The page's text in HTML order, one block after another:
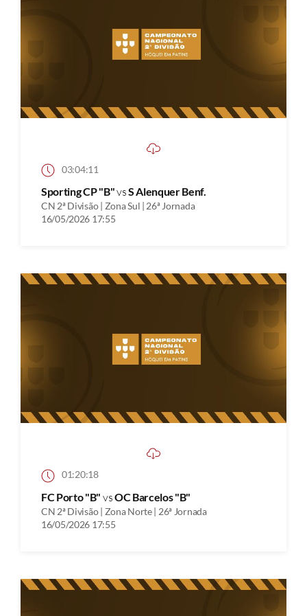
03:04:11
Sporting CP "B"vsS Alenquer Benf.
CN 2ª Divisão | Zona Sul | 26ª Jornada
16/05/2026 17:55
01:20:18
FC Porto "B" vsOC Barcelos "B"
CN 2ª Divisão | Zona Norte | 26ª Jornada
16/05/2026 17:55